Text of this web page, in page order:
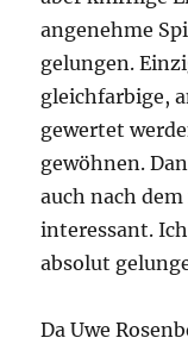
angenehme
gelungen.
gleichfarbige,
gewertet
gewöhnen.
auch nach
interessant.
absolut
Da Uwe